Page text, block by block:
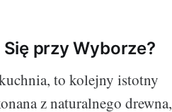
przy Wyborze?
to kolejny istotny
z naturalnego drewna,